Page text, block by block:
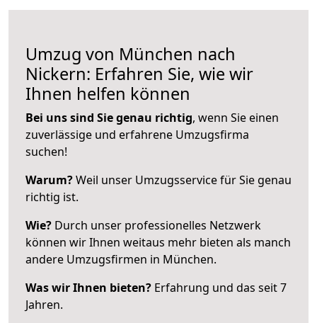
Umzug von München nach
Nickern: Erfahren Sie, wie wir
Ihnen helfen können
Bei uns sind Sie genau richtig, wenn Sie einen
zuverlässige und erfahrene Umzugsfirma
suchen!
Warum?Weil unser Umzugsservice für Sie genau
richtig ist.
Wie? Durch unser professionelles Netzwerk
können wir Ihnen weitaus mehr bieten als manch
andere Umzugsfirmen in München.
Was wir Ihnen bieten? Erfahrung und das seit 7
Jahren.